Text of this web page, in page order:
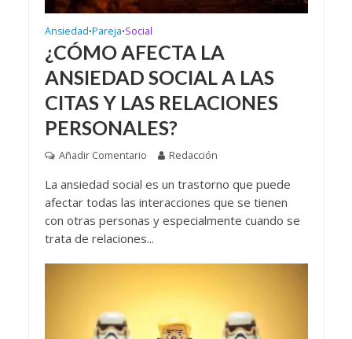
Ansiedad•Pareja•Social
¿CÓMO AFECTA LA
ANSIEDAD SOCIAL A LAS
CITAS Y LAS RELACIONES
PERSONALES?
Añadir Comentario Redacción
La ansiedad social es un trastorno que puede
afectar todas las interacciones que se tienen
con otras personas y especialmente cuando se
trata de relaciones...